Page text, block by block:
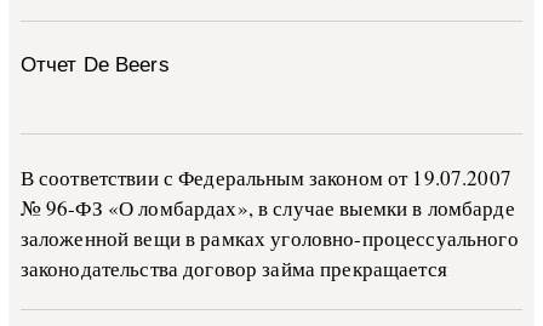
Отчет De Beers
В со­о­т­вет­ствии с Фе­де­раль­ным за­ко­ном от 19.07.2007
№ 96-ФЗ «О ло­м­бар­дах», в слу­чае вы­е­м­ки в ло­м­бар­де
за­ло­жен­ной ве­щи в ра­м­ках уго­ло­в­но-­про­цес­су­аль­но­го
за­ко­но­да­тель­ства до­го­вор зай­ма пре­кра­ща­ет­ся